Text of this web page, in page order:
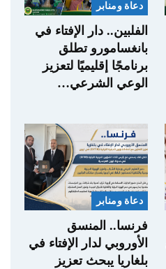
دعاة ومنابر
الفلبين.. دار الإفتاء في
بانغسامورو تطلق
برنامجًا إقليميًا لتعزيز
الوعي الشرعي…
دعاة ومنابر
فرنسا.. المنسق
الأوروبي لدار الإفتاء في
بلغاريا يبحث تعزيز